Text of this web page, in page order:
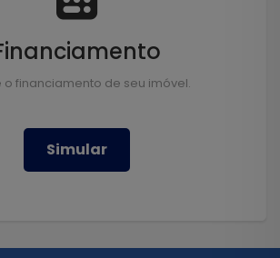
o financiamento de seu imóvel.
Simular